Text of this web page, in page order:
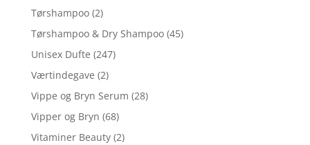
Tørshampoo (2)
Tørshampoo & Dry Shampoo (45)
Unisex Dufte (247)
Værtindegave (2)
Vippe og Bryn Serum (28)
Vipper og Bryn (68)
Vitaminer Beauty (2)